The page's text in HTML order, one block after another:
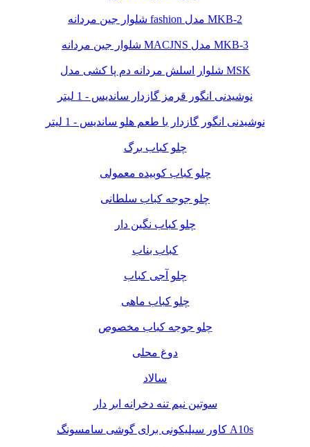
شلوار جین مردانه fashion مدل MKB-2
شلوار جین مردانه MACJNS مدل MKB-3
شلوار اسلش مردانه دم پا کشی مدل MSK
نوشیدنی انگور قرمز گازدار ساندیس - 1 لیتر
نوشیدنی انگور گازدار با طعم هلو ساندیس - 1 لیتر
چلو کباب برگ
چلو کباب کوبیده معمولی
چلو جوجه کباب سلطانی
چلو کباب نگین دار
کباب بناب
چلو آجی کباب
چلو کباب ماهی
چلو جوجه کباب مخصوص
دوغ محلی
سالاد
سوتین نیم تنه دخرانه ابر دار
کاور سیلیکونی برای گوشی سامسونگ A10s